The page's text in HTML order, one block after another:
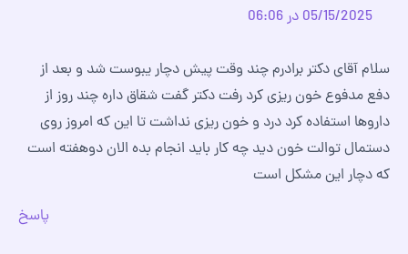
05/15/2025 در 06:06
سلام آقای دکتر برادرم چند وقت پیش دچار یبوست شد و بعد از
دفع مدفوع خون ریزی کرد رفت دکتر گفت شقاق داره چند روز از
داروها استفاده کرد درد و خون ریزی نداشت تا این که امروز روی
دستمال توالت خون دید چه کار باید انجام بده الان دوهفته است
که دچار این مشکل است
پاسخ